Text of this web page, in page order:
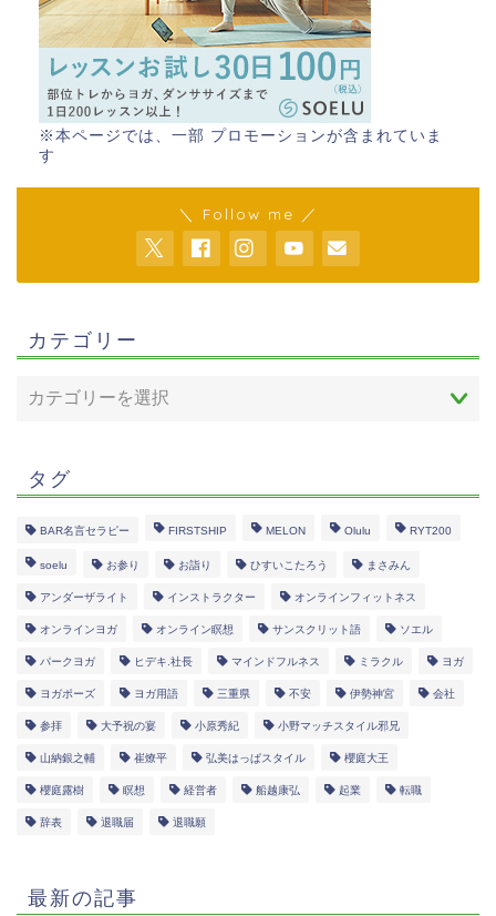
※本ページでは、一部 プロモーションが含まれていま
す
＼ Follow me ／
カテゴリー
タグ
BAR名言セラピー FIRSTSHIP MELON Olulu RYT200
soelu お参り お詣り ひすいこたろう まさみん
アンダーザライト インストラクター オンラインフィットネス
オンラインヨガ オンライン瞑想 サンスクリット語 ソエル
パークヨガ ヒデキ.社長 マインドフルネス ミラクル ヨガ
ヨガポーズ ヨガ用語 三重県 不安 伊勢神宮 会社
参拝 大予祝の宴 小原秀紀 小野マッチスタイル邪兄
山納銀之輔 崔燎平 弘美はっぱスタイル 櫻庭大王
櫻庭露樹 瞑想 経営者 船越康弘 起業 転職
辞表 退職届 退職願
最新の記事